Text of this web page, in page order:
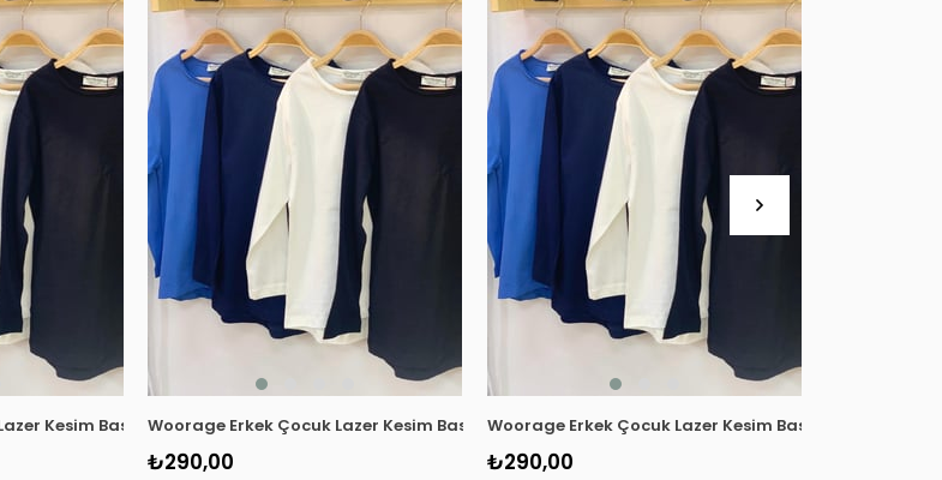
Kesim Basic T-shirt 0360 Lacivert
Woorage Erkek Çocuk Lazer Kesim Basic T-shirt 0360 Mavi
₺290,00
Woorage Erkek Çocuk Lazer Kesim Basic T-shirt 0360
₺290,00